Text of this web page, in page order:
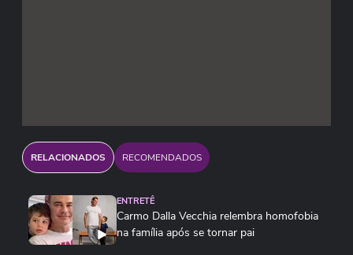
RELACIONADOS RECOMENDADOS
ENTRETÊ
Carmo Dalla Vecchia relembra homofobia
na família após se tornar pai